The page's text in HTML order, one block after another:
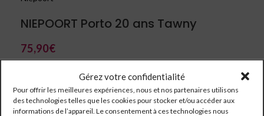
Gérez votre confidentialité
Pour offrir les meilleures expériences, nous et nos partenaires utilisons
des technologies telles que les cookies pour stocker et/ou accéder aux
informations de l’appareil. Le consentement à ces technologies nous
NIEPOORT Porto 20 ans Tawny
75,90€